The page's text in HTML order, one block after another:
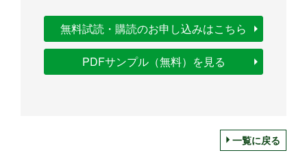
無料試読・購読のお申し込みはこちら
PDFサンプル（無料）を見る
一覧に戻る